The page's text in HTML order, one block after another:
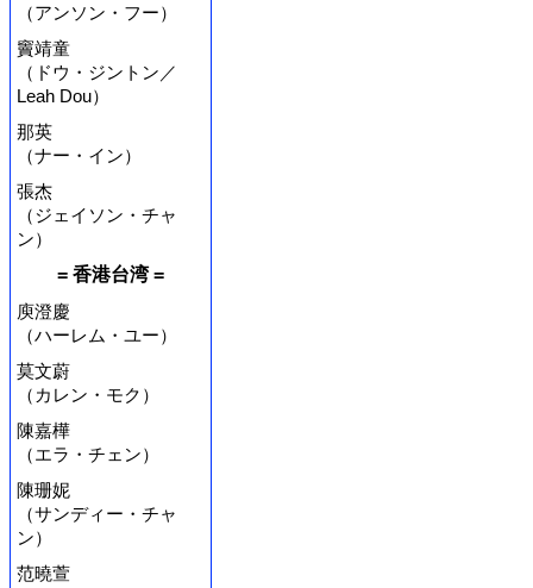
（アンソン・フー）
竇靖童
（ドウ・ジントン／
Leah Dou）
那英
（ナー・イン）
張杰
（ジェイソン・チャ
ン）
= 香港台湾 =
庾澄慶
（ハーレム・ユー）
莫文蔚
（カレン・モク）
陳嘉樺
（エラ・チェン）
陳珊妮
（サンディー・チャ
ン）
范曉萱